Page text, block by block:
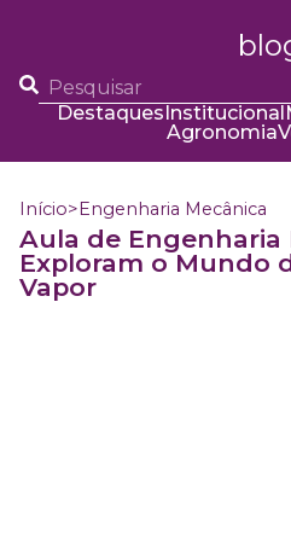
DestaquesInstitucional
Agronomia
Início>Engenharia Mecânica
Aula de Engenharia
Exploram o Mundo
Vapor